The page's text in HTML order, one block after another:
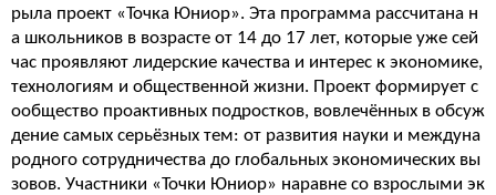
рыла проект «Точка Юниор». Эта программа рассчитана н
а школьников в возрасте от 14 до 17 лет, которые уже сей
час проявляют лидерские качества и интерес к экономике,
технологиям и общественной жизни. Проект формирует с
ообщество проактивных подростков, вовлечённых в обсуж
дение самых серьёзных тем: от развития науки и междуна
родного сотрудничества до глобальных экономических вы
зовов. Участники «Точки Юниор» наравне со взрослыми эк